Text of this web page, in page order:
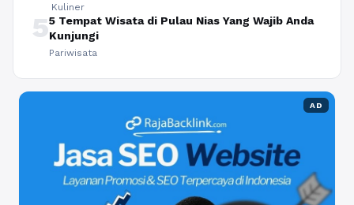
Kuliner
55 Tempat Wisata di Pulau Nias Yang Wajib Anda
Kunjungi
Pariwisata
AD